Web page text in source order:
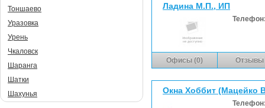
Ладина М.П., ИП
Офисы (0) Отзывы
Окна Хоббит (Мацейко
Тоншаево
Уразовка
Урень
Чкаловск
Шаранга
Шатки
Шахунья